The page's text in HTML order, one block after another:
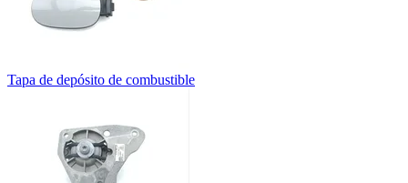
Tapa de depósito de combustible